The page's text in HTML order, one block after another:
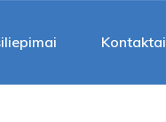
Kontaktai